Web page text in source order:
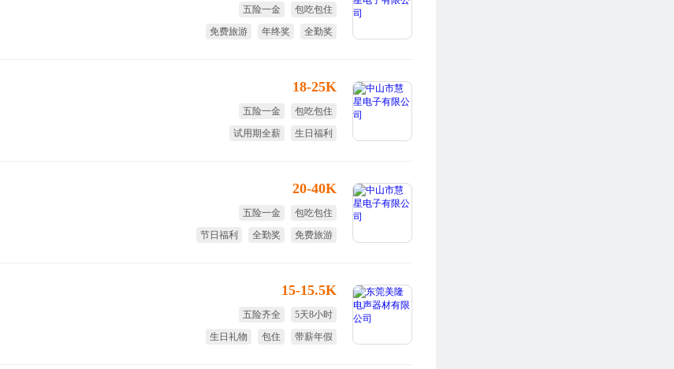
五险一金
包吃包住
免费旅游
年终奖
全勤奖
18-25K
五险一金
包吃包住
试用期全薪
生日福利
20-40K
五险一金
包吃包住
节日福利
全勤奖
免费旅游
15-15.5K
五险齐全
5天8小时
生日礼物
包住 带薪年假